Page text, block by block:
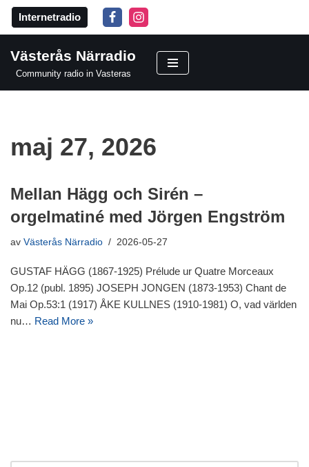
Hoppa
till
innehåll
Internetradio
Västerås Närradio
Community radio in Vasteras
maj 27, 2026
Mellan Hägg och Sirén –
orgelmatiné med Jörgen Engström
av Västerås Närradio 2026-05-27
GUSTAF HÄGG (1867-1925) Prélude ur Quatre Morceaux
Op.12 (publ. 1895) JOSEPH JONGEN (1873-1953) Chant de
Mai Op.53:1 (1917) ÅKE KULLNES (1910-1981) O, vad världen
nu… Read More »